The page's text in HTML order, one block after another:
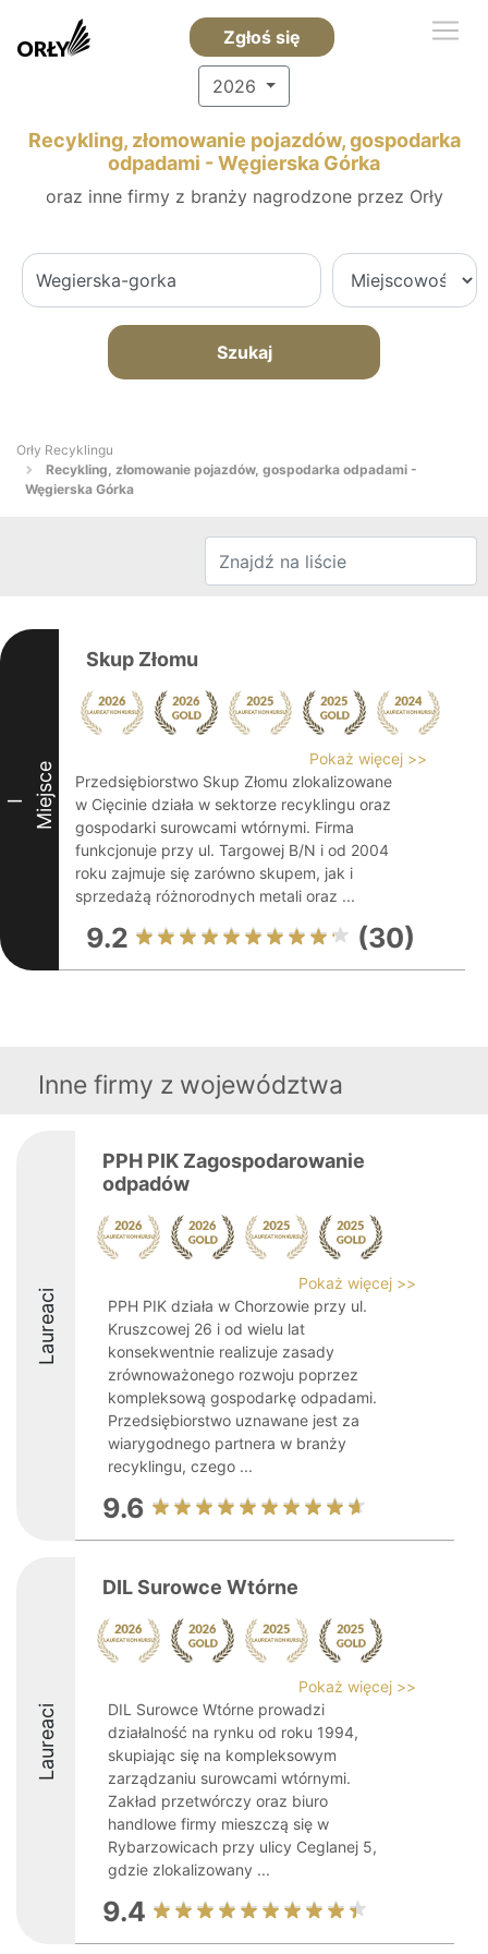
Zgłoś się
2026
Recykling, złomowanie pojazdów, gospodarka
odpadami - Węgierska Górka
oraz inne firmy z branży nagrodzone przez Orły
Szukaj
Orły Recyklingu
Recykling, złomowanie pojazdów, gospodarka odpadami -
Węgierska Górka
I Miejsce
Skup Złomu
Pokaż więcej >>
Przedsiębiorstwo Skup Złomu zlokalizowane
w Cięcinie działa w sektorze recyklingu oraz
gospodarki surowcami wtórnymi. Firma
funkcjonuje przy ul. Targowej B/N i od 2004
roku zajmuje się zarówno skupem, jak i
sprzedażą różnorodnych metali oraz ...
9.2 (30)
Inne firmy z województwa
Laureaci
PPH PIK Zagospodarowanie
odpadów
Pokaż więcej >>
PPH PIK działa w Chorzowie przy ul.
Kruszcowej 26 i od wielu lat
konsekwentnie realizuje zasady
zrównoważonego rozwoju poprzez
kompleksową gospodarkę odpadami.
Przedsiębiorstwo uznawane jest za
wiarygodnego partnera w branży
recyklingu, czego ...
9.6
Laureaci
DIL Surowce Wtórne
Pokaż więcej >>
DIL Surowce Wtórne prowadzi
działalność na rynku od roku 1994,
skupiając się na kompleksowym
zarządzaniu surowcami wtórnymi.
Zakład przetwórczy oraz biuro
handlowe firmy mieszczą się w
Rybarzowicach przy ulicy Ceglanej 5,
gdzie zlokalizowany ...
9.4